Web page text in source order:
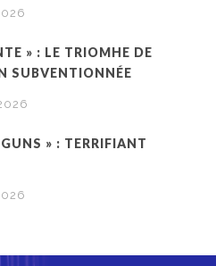
» : LE TRIOMHE DE
SUBVENTIONNÉE
» : TERRIFIANT